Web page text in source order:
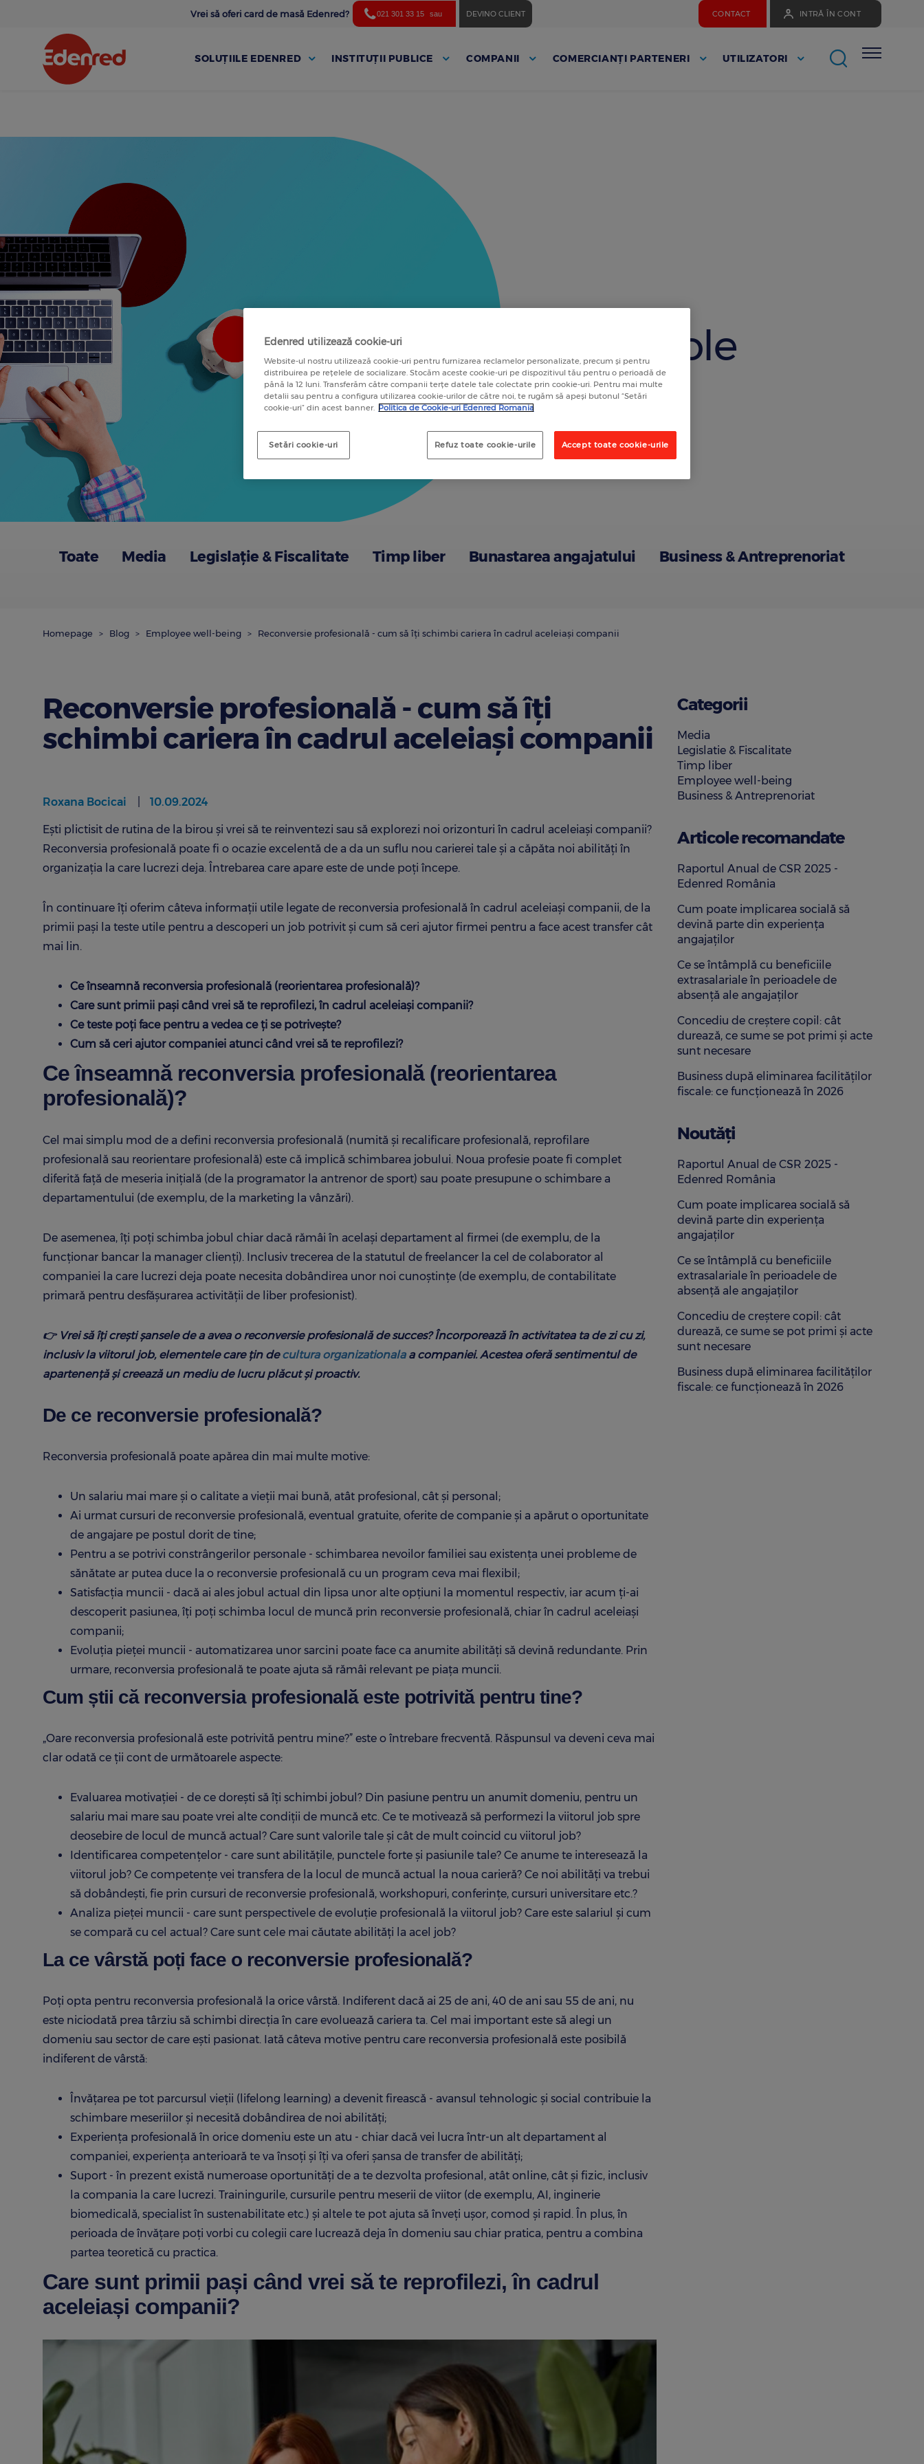
Vrei să oferi card de masă Edenred? 021 301 33 15 sau DEVINO CLIENT CONTACT INTRĂ ÎN CONT
SOLUȚIILE EDENRED INSTITUȚII PUBLICE COMPANII COMERCIANȚI PARTENERI UTILIZATORI
Articole
Toate Media Legislație & Fiscalitate Timp liber Bunastarea angajatului Business & Antreprenoriat
Homepage Blog Employee well-being Reconversie profesională - cum să îți schimbi cariera în cadrul aceleiași companii
Reconversie profesională - cum să îți
schimbi cariera în cadrul aceleiași companii
Roxana Bocicai 10.09.2024
Ești plictisit de rutina de la birou și vrei să te reinventezi sau să explorezi noi orizonturi în cadrul aceleiași companii?
Reconversia profesională poate fi o ocazie excelentă de a da un suflu nou carierei tale și a căpăta noi abilități în
organizația la care lucrezi deja. Întrebarea care apare este de unde poți începe.
În continuare îți oferim câteva informații utile legate de reconversia profesională în cadrul aceleiași companii, de la
primii pași la teste utile pentru a descoperi un job potrivit și cum să ceri ajutor firmei pentru a face acest transfer cât
mai lin.
Ce înseamnă reconversia profesională (reorientarea profesională)?
Care sunt primii pași când vrei să te reprofilezi, în cadrul aceleiași companii?
Ce teste poți face pentru a vedea ce ți se potrivește?
Cum să ceri ajutor companiei atunci când vrei să te reprofilezi?
Ce înseamnă reconversia profesională (reorientarea
profesională)?
Cel mai simplu mod de a defini reconversia profesională (numită și recalificare profesională, reprofilare
profesională sau reorientare profesională) este că implică schimbarea jobului. Noua profesie poate fi complet
diferită față de meseria inițială (de la programator la antrenor de sport) sau poate presupune o schimbare a
departamentului (de exemplu, de la marketing la vânzări).
De asemenea, îți poți schimba jobul chiar dacă rămâi în același departament al firmei (de exemplu, de la
funcționar bancar la manager clienți). Inclusiv trecerea de la statutul de freelancer la cel de colaborator al
companiei la care lucrezi deja poate necesita dobândirea unor noi cunoștințe (de exemplu, de contabilitate
primară pentru desfășurarea activității de liber profesionist).
👉 Vrei să îți crești șansele de a avea o reconversie profesională de succes? Încorporează în activitatea ta de zi cu zi,
inclusiv la viitorul job, elementele care țin decultura organizationalaa companiei. Acestea oferă sentimentul de
apartenență și creează un mediu de lucru plăcut și proactiv.
De ce reconversie profesională?
Reconversia profesională poate apărea din mai multe motive:
Un salariu mai mare și o calitate a vieții mai bună, atât profesional, cât și personal;
Ai urmat cursuri de reconversie profesională, eventual gratuite, oferite de companie și a apărut o oportunitate
de angajare pe postul dorit de tine;
Pentru a se potrivi constrângerilor personale - schimbarea nevoilor familiei sau existența unei probleme de
sănătate ar putea duce la o reconversie profesională cu un program ceva mai flexibil;
Satisfacția muncii - dacă ai ales jobul actual din lipsa unor alte opțiuni la momentul respectiv, iar acum ți-ai
descoperit pasiunea, îți poți schimba locul de muncă prin reconversie profesională, chiar în cadrul aceleiași
companii;
Evoluția pieței muncii - automatizarea unor sarcini poate face ca anumite abilități să devină redundante. Prin
urmare, reconversia profesională te poate ajuta să rămâi relevant pe piața muncii.
Cum știi că reconversia profesională este potrivită pentru tine?
„Oare reconversia profesională este potrivită pentru mine?” este o întrebare frecventă. Răspunsul va deveni ceva mai
clar odată ce ții cont de următoarele aspecte:
Evaluarea motivației - de ce dorești să îți schimbi jobul? Din pasiune pentru un anumit domeniu, pentru un
salariu mai mare sau poate vrei alte condiții de muncă etc. Ce te motivează să performezi la viitorul job spre
deosebire de locul de muncă actual? Care sunt valorile tale și cât de mult coincid cu viitorul job?
Identificarea competențelor - care sunt abilitățile, punctele forte și pasiunile tale? Ce anume te interesează la
viitorul job? Ce competențe vei transfera de la locul de muncă actual la noua carieră? Ce noi abilități va trebui
să dobândești, fie prin cursuri de reconversie profesională, workshopuri, conferințe, cursuri universitare etc.?
Analiza pieței muncii - care sunt perspectivele de evoluție profesională la viitorul job? Care este salariul și cum
se compară cu cel actual? Care sunt cele mai căutate abilități la acel job?
La ce vârstă poți face o reconversie profesională?
Poți opta pentru reconversia profesională la orice vârstă. Indiferent dacă ai 25 de ani, 40 de ani sau 55 de ani, nu
este niciodată prea târziu să schimbi direcția în care evoluează cariera ta. Cel mai important este să alegi un
domeniu sau sector de care ești pasionat. Iată câteva motive pentru care reconversia profesională este posibilă
indiferent de vârstă:
Învățarea pe tot parcursul vieții (lifelong learning) a devenit firească - avansul tehnologic și social contribuie la
schimbare meseriilor și necesită dobândirea de noi abilități;
Experiența profesională în orice domeniu este un atu - chiar dacă vei lucra într-un alt departament al
companiei, experiența anterioară te va însoți și îți va oferi șansa de transfer de abilități;
Suport - în prezent există numeroase oportunități de a te dezvolta profesional, atât online, cât și fizic, inclusiv
la compania la care lucrezi. Trainingurile, cursurile pentru meserii de viitor (de exemplu, AI, inginerie
biomedicală, specialist în sustenabilitate etc.) și altele te pot ajuta să înveți ușor, comod și rapid. În plus, în
perioada de învățare poți vorbi cu colegii care lucrează deja în domeniu sau chiar pratica, pentru a combina
partea teoretică cu practica.
Care sunt primii pași când vrei să te reprofilezi, în cadrul
aceleiași companii?
Categorii
Media
Legislatie & Fiscalitate
Timp liber
Employee well-being
Business & Antreprenoriat
Articole recomandate
Raportul Anual de CSR 2025 -
Edenred România
Cum poate implicarea socială să
devină parte din experiența
angajaților
Ce se întâmplă cu beneficiile
extrasalariale în perioadele de
absență ale angajaților
Concediu de creștere copil: cât
durează, ce sume se pot primi și acte
sunt necesare
Business după eliminarea facilităților
fiscale: ce funcționează în 2026
Noutăți
Raportul Anual de CSR 2025 -
Edenred România
Cum poate implicarea socială să
devină parte din experiența
angajaților
Ce se întâmplă cu beneficiile
extrasalariale în perioadele de
absență ale angajaților
Concediu de creștere copil: cât
durează, ce sume se pot primi și acte
sunt necesare
Business după eliminarea facilităților
fiscale: ce funcționează în 2026
Edenred utilizează cookie-uri
Website-ul nostru utilizează cookie-uri pentru furnizarea reclamelor personalizate, precum și pentru
distribuirea pe rețelele de socializare. Stocăm aceste cookie-uri pe dispozitivul tău pentru o perioadă de
până la 12 luni. Transferăm către companii terțe datele tale colectate prin cookie-uri. Pentru mai multe
detalii sau pentru a configura utilizarea cookie-urilor de către noi, te rugăm să apeși butonul “Setări
cookie-uri” din acest banner. Politica de Cookie-uri Edenred Romania
Setări cookie-uri Refuz toate cookie-urile Accept toate cookie-urile